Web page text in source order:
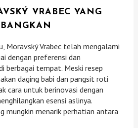
VRABEC YANG
Moravský Vrabec telah mengalami
dengan preferensi dan
berbagai tempat. Meski resep
daging babi dan pangsit roti
cara untuk berinovasi dengan
esensi aslinya.
mungkin menarik perhatian antara